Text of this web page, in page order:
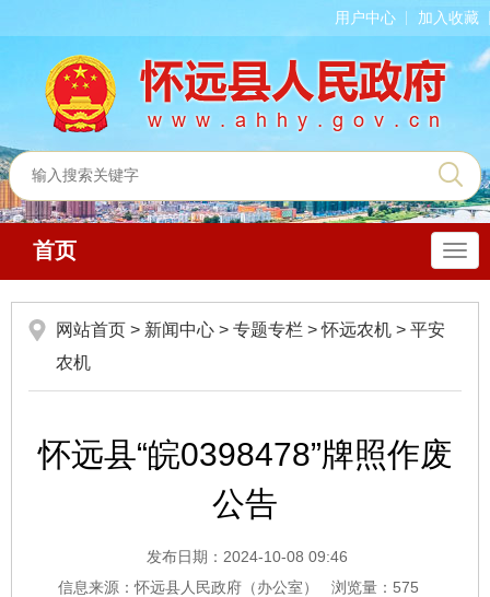
用户中心 加入收藏
导
航
首页
网站首页 > 新闻中心 > 专题专栏 > 怀远农机 > 平安
农机
怀远县“皖0398478”牌照作废
公告
发布日期：2024-10-08 09:46
信息来源：怀远县人民政府（办公室）
浏览量： 575